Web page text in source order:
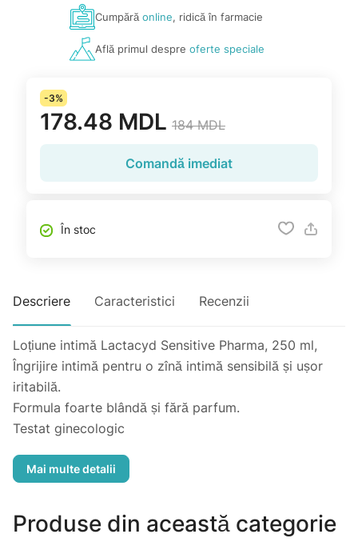
Cumpărăonline, ridică în farmacie
Află primul despre oferte speciale
-3%
178.48 MDL 184 MDL
Comandă imediat
În stoc
Descriere Caracteristici Recenzii
Loțiune intimă Lactacyd Sensitive Pharma, 250 ml,
Îngrijire intimă pentru o zînă intimă sensibilă și ușor
iritabilă.
Formula foarte blândă și fără parfum.
Testat ginecologic
Recomandat pentru uz zilnic
concepută pentru igiena intimă zilnică, îmbogățită cu
ingrediente active naturale cu beneficii terapeutice.
Produse din această categorie